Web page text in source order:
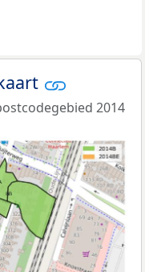
2014